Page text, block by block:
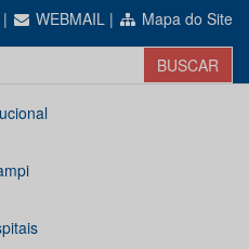
| WEBMAIL | Mapa do Site